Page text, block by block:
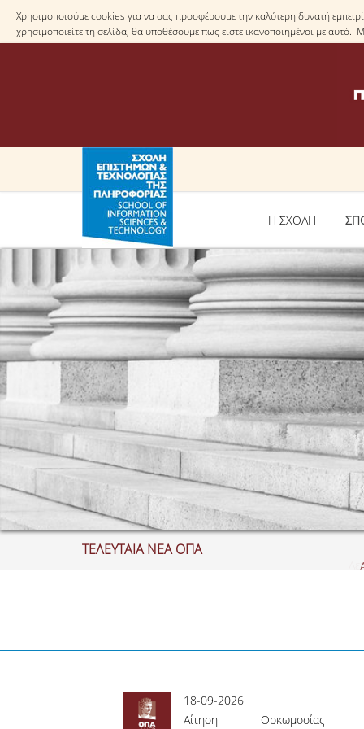
Χρησιμοποιούμε cookies για να σας προσφέρουμε την καλύτερη δυνατή
χρησιμοποιείτε τη σελίδα, θα υποθέσουμε πως είστε ικανοποιημένοι με αυτό.
Η ΣΧΟΛΗ
ΤΕΛΕΥΤΑΙΑ ΝΕΑ ΟΠΑ
18-09-2026
Αίτηση Ορκωμοσίας